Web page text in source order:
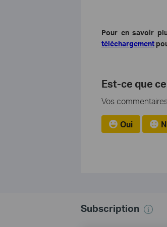
Pour en savoir
téléchargement
Est-ce que
Vos
Oui
Subscription